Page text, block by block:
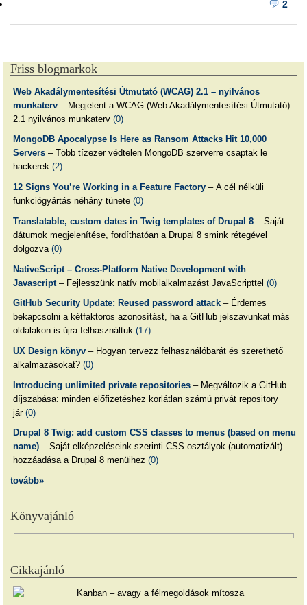
2
Friss blogmarkok
Web Akadálymentesítési Útmutató (WCAG) 2.1 – nyilvános
munkaterv– Megjelent a WCAG (Web Akadálymentesítési Útmutató)
2.1 nyilvános munkaterv (0)
MongoDB Apocalypse Is Here as Ransom Attacks Hit 10,000
Servers– Több tízezer védtelen MongoDB szerverre csaptak le
hackerek (2)
12 Signs You’re Working in a Feature Factory– A cél nélküli
funkciógyártás néhány tünete (0)
Translatable, custom dates in Twig templates of Drupal 8– Saját
dátumok megjelenítése, fordíthatóan a Drupal 8 smink rétegével
dolgozva (0)
NativeScript – Cross-Platform Native Development with
Javascript– Fejlesszünk natív mobilalkalmazást JavaScripttel (0)
GitHub Security Update: Reused password attack– Érdemes
bekapcsolni a kétfaktoros azonosítást, ha a GitHub jelszavunkat más
oldalakon is újra felhasználtuk (17)
UX Design könyv– Hogyan tervezz felhasználóbarát és szerethető
alkalmazásokat? (0)
Introducing unlimited private repositories– Megváltozik a GitHub
díjszabása: minden előfizetéshez korlátlan számú privát repository
jár (0)
Drupal 8 Twig: add custom CSS classes to menus (based on menu
name)– Saját elképzeléseink szerinti CSS osztályok (automatizált)
hozzáadása a Drupal 8 menüihez (0)
tovább»
Könyvajánló
Cikkajánló